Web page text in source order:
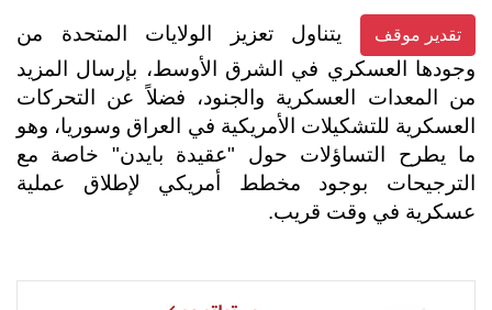
تقدير موقف
يتناول تعزيز الولايات المتحدة من
وجودها العسكري في الشرق الأوسط، بإرسال المزيد
من المعدات العسكرية والجنود، فضلاً عن التحركات
العسكرية للتشكيلات الأمريكية في العراق وسوريا، وهو
ما يطرح التساؤلات حول "عقيدة بايدن" خاصة مع
الترجيحات بوجود مخطط أمريكي لإطلاق عملية
عسكرية في وقت قريب.